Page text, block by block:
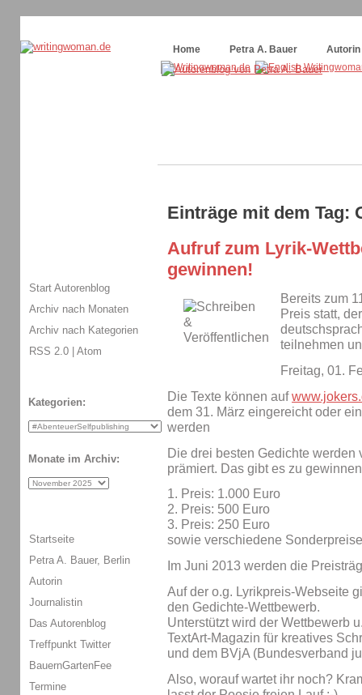
Home
Petra A. Bauer Autorin
Einträge mit dem Tag:
Aufruf zum Lyrik-
gewinnen!
Bereits zum
Preis statt,
teilnehmen
Freitag, 01.
Die Texte können auf
dem 31. März eingereicht oder
werden
Die drei besten Gedichte
prämiert. Das gibt es zu
1. Preis: 1.000 Euro
2. Preis: 500 Euro
3. Preis: 250 Euro
sowie verschiedene Sonderpreise
Im Juni 2013 werden die
Auf der o.g. Lyrikpreis-Webseite
den Gedichte-Wettbewerb.
Unterstützt wird der Wettbewerb
TextArt-Magazin für kreatives
und dem BVjA (Bundesverband
Also, worauf wartet ihr noch?
Start Autorenblog
Archiv nach Monaten
Archiv nach Kategorien
RSS 2.0 | Atom
Kategorien:
Monate im Archiv:
Startseite
Petra A. Bauer, Berlin
Autorin
Journalistin
Das Autorenblog
Treffpunkt Twitter
BauernGartenFee
Termine